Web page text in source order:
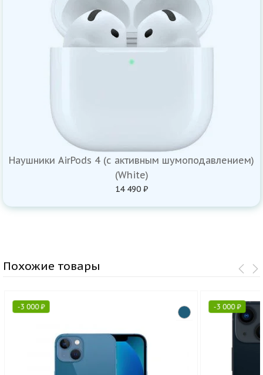
Наушники AirPods 4 (с активным шумоподавлением)
(White)
14 490 ₽
Похожие товары
-3 000₽ -3 000₽